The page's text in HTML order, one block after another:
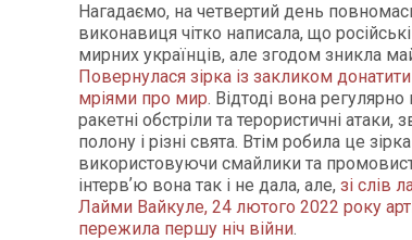
Нагадаємо, на четвертий день
виконавиця чітко написала, що
мирних українців, але згодом зникла
Повернулася зірка із закликом
мріями про мир. Відтоді вона
ракетні обстріли та терористичні атаки,
полону і різні свята. Втім робила це
використовуючи смайлики та
інтервʼю вона так і не дала, але, зі слів
Лайми Вайкуле, 24 лютого 2022 року
пережила першу ніч війни.